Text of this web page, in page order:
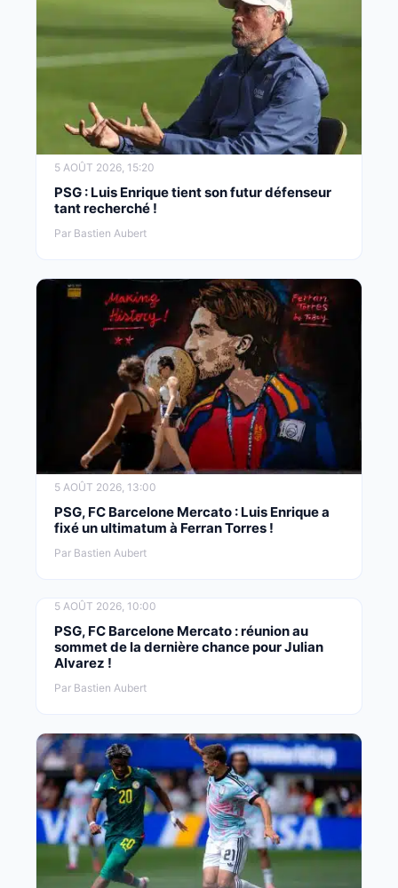
5 AOÛT 2026, 15:20
PSG : Luis Enrique tient son futur défenseur
tant recherché !
Par Bastien Aubert
5 AOÛT 2026, 13:00
PSG, FC Barcelone Mercato : Luis Enrique a
fixé un ultimatum à Ferran Torres !
Par Bastien Aubert
5 AOÛT 2026, 10:00
PSG, FC Barcelone Mercato : réunion au
sommet de la dernière chance pour Julian
Alvarez !
Par Bastien Aubert